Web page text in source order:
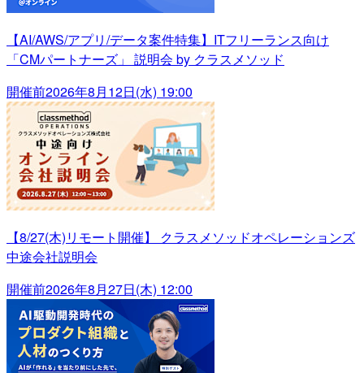
【AI/AWS/アプリ/データ案件特集】ITフリーランス向け
「CMパートナーズ」 説明会 by クラスメソッド
開催前2026年8月12日(水) 19:00
【8/27(木)リモート開催】 クラスメソッドオペレーションズ
中途会社説明会
開催前2026年8月27日(木) 12:00